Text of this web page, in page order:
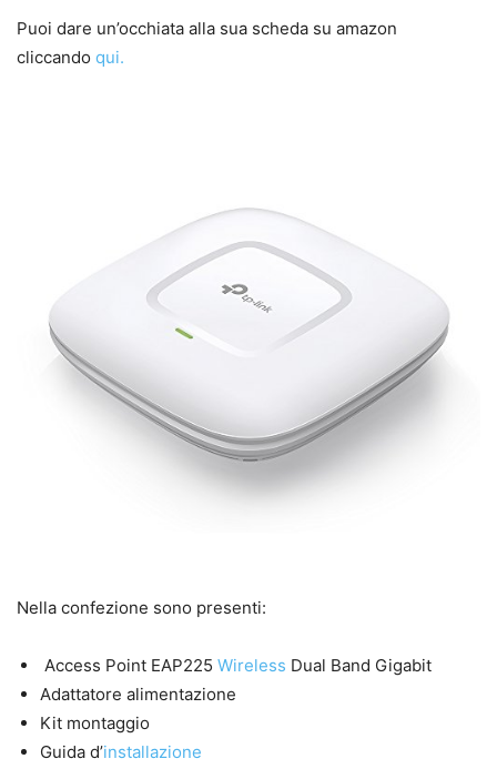
Puoi dare un’occhiata alla sua scheda su amazon
cliccando qui.
Nella confezione sono presenti:
Access Point EAP225 Wireless Dual Band Gigabit
Adattatore alimentazione
Kit montaggio
Guida d’installazione